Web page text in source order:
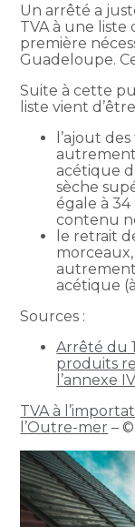
Un arrêté a
TVA à une liste
première
Guadeloupe.
Suite à cette
liste vient
l’ajout
autrement
acétique
sèche
égale à 34
contenu
le retrait
autrement
acétique
Sources :
Arrêté du
produits
l’annexe
TVA à
l’Outre-mer –